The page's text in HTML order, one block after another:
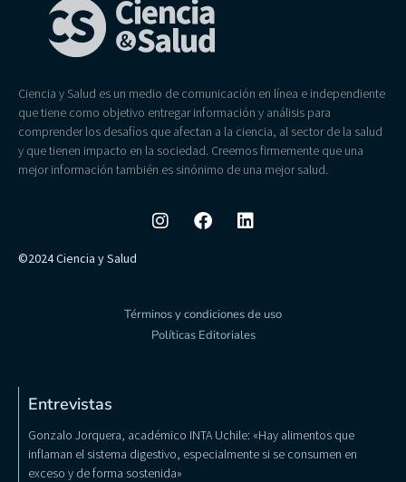
Ciencia y Salud es un medio de comunicación en línea e independiente
que tiene como objetivo entregar información y análisis para
comprender los desafíos que afectan a la ciencia, al sector de la salud
y que tienen impacto en la sociedad. Creemos firmemente que una
mejor información también es sinónimo de una mejor salud.
©2024 Ciencia y Salud
Términos y condiciones de uso
Políticas Editoriales
Entrevistas
Gonzalo Jorquera, académico INTA Uchile: «Hay alimentos que
inflaman el sistema digestivo, especialmente si se consumen en
exceso y de forma sostenida»